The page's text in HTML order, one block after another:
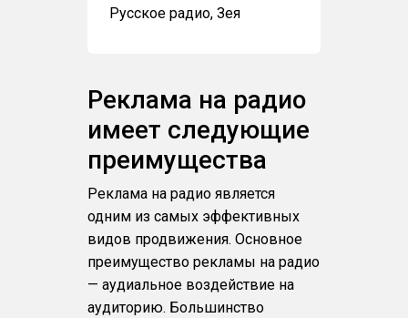
Русское радио, Зея
Реклама на радио
имеет следующие
преимущества
Реклама на радио является
одним из самых эффективных
видов продвижения. Основное
преимущество рекламы на радио
— аудиальное воздействие на
аудиторию. Большинство